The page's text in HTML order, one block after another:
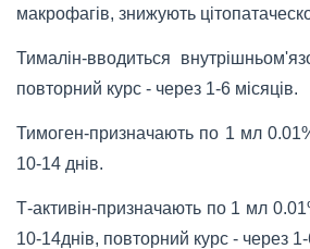
макрофагів, знижують
Тималін-вводиться
повторний курс - через 1-6 місяців.
Тимоген-призначають по 1 мл
10-14 днів.
Т-активін-призначають по 1 мл
10-14днів, повторний курс - через 1-